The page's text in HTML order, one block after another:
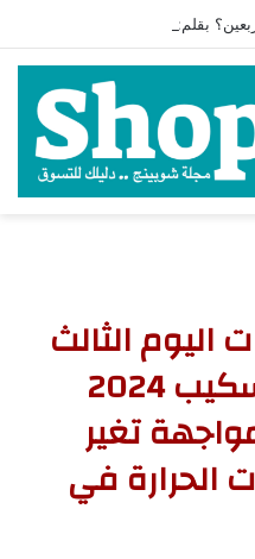
الثالث
من معرض سيتي سكيب 2024
تغير
الحرارة في